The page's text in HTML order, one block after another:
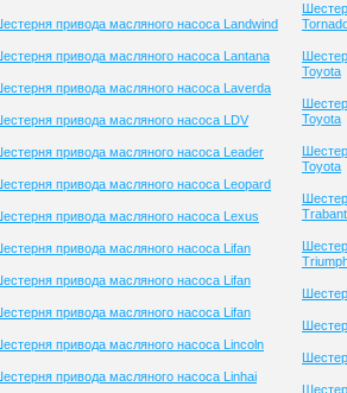
привода масляного насоса Landwind
привода масляного насоса Lantana
привода масляного насоса Laverda
привода масляного насоса LDV
привода масляного насоса Leader
привода масляного насоса Leopard
привода масляного насоса Lexus
привода масляного насоса Lifan
привода масляного насоса Lifan
привода масляного насоса Lifan
привода масляного насоса Lincoln
привода масляного насоса Linhai
Toyota
Toyota
Toyota
Trabant